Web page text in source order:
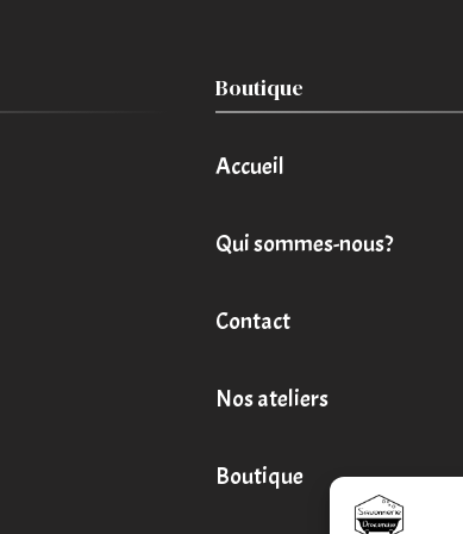
Boutique
Accueil
Qui sommes-nous?
Contact
Nos ateliers
Boutique